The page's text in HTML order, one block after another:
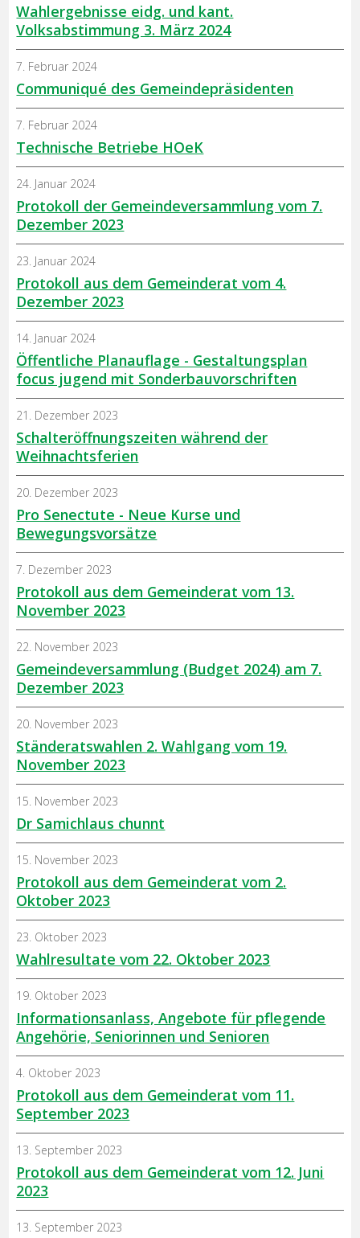
Wahlergebnisse eidg. und kant.
Volksabstimmung 3. März 2024
Communiqué des Gemeindepräsidenten
7. Februar 2024
Technische Betriebe HOeK
7. Februar 2024
Protokoll der Gemeindeversammlung vom 7.
Dezember 2023
24. Januar 2024
Protokoll aus dem Gemeinderat vom 4.
Dezember 2023
23. Januar 2024
Öffentliche Planauflage - Gestaltungsplan
focus jugend mit Sonderbauvorschriften
14. Januar 2024
Schalteröffnungszeiten während der
Weihnachtsferien
21. Dezember 2023
Pro Senectute - Neue Kurse und
Bewegungsvorsätze
20. Dezember 2023
Protokoll aus dem Gemeinderat vom 13.
November 2023
7. Dezember 2023
Gemeindeversammlung (Budget 2024) am 7.
Dezember 2023
22. November 2023
Ständeratswahlen 2. Wahlgang vom 19.
November 2023
20. November 2023
Dr Samichlaus chunnt
15. November 2023
Protokoll aus dem Gemeinderat vom 2.
Oktober 2023
15. November 2023
Wahlresultate vom 22. Oktober 2023
23. Oktober 2023
Informationsanlass, Angebote für pflegende
Angehörie, Seniorinnen und Senioren
19. Oktober 2023
Protokoll aus dem Gemeinderat vom 11.
September 2023
4. Oktober 2023
Protokoll aus dem Gemeinderat vom 12. Juni
2023
13. September 2023
13. September 2023